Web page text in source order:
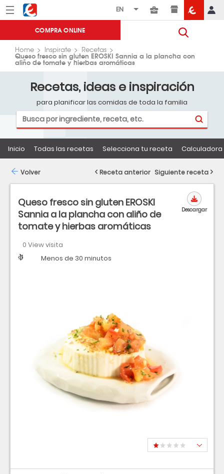
Menú Eroski
COMPRA ONLINE
Home Inspirate Recetas
Queso fresco sin gluten EROSKI Sannia a la plancha con
aliño de tomate y hierbas aromáticas
Recetas, ideas e inspiración
para planificar las comidas de toda la familia
Inicio Todas las recetas Selecciona tu receta
Queso fresco sin gluten EROSKI
Sannia a la plancha con aliño de
tomate y hierbas aromáticas
0 View visita
Dificultad
Tiempo Menos de 30 minutos
Descargar
Volver Receta anterior Siguiente receta